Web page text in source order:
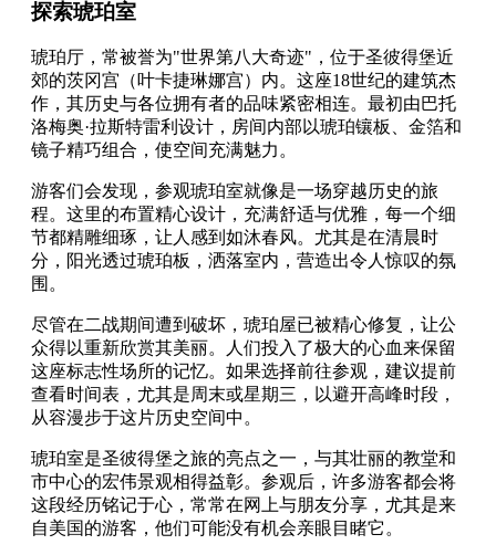
探索琥珀室
琥珀厅，常被誉为"世界第八大奇迹"，位于圣彼得堡近
郊的茨冈宫（叶卡捷琳娜宫）内。这座18世纪的建筑杰
作，其历史与各位拥有者的品味紧密相连。最初由巴托
洛梅奥·拉斯特雷利设计，房间内部以琥珀镶板、金箔和
镜子精巧组合，使空间充满魅力。
游客们会发现，参观琥珀室就像是一场穿越历史的旅
程。这里的布置精心设计，充满舒适与优雅，每一个细
节都精雕细琢，让人感到如沐春风。尤其是在清晨时
分，阳光透过琥珀板，洒落室内，营造出令人惊叹的氛
围。
尽管在二战期间遭到破坏，琥珀屋已被精心修复，让公
众得以重新欣赏其美丽。人们投入了极大的心血来保留
这座标志性场所的记忆。如果选择前往参观，建议提前
查看时间表，尤其是周末或星期三，以避开高峰时段，
从容漫步于这片历史空间中。
琥珀室是圣彼得堡之旅的亮点之一，与其壮丽的教堂和
市中心的宏伟景观相得益彰。参观后，许多游客都会将
这段经历铭记于心，常常在网上与朋友分享，尤其是来
自美国的游客，他们可能没有机会亲眼目睹它。